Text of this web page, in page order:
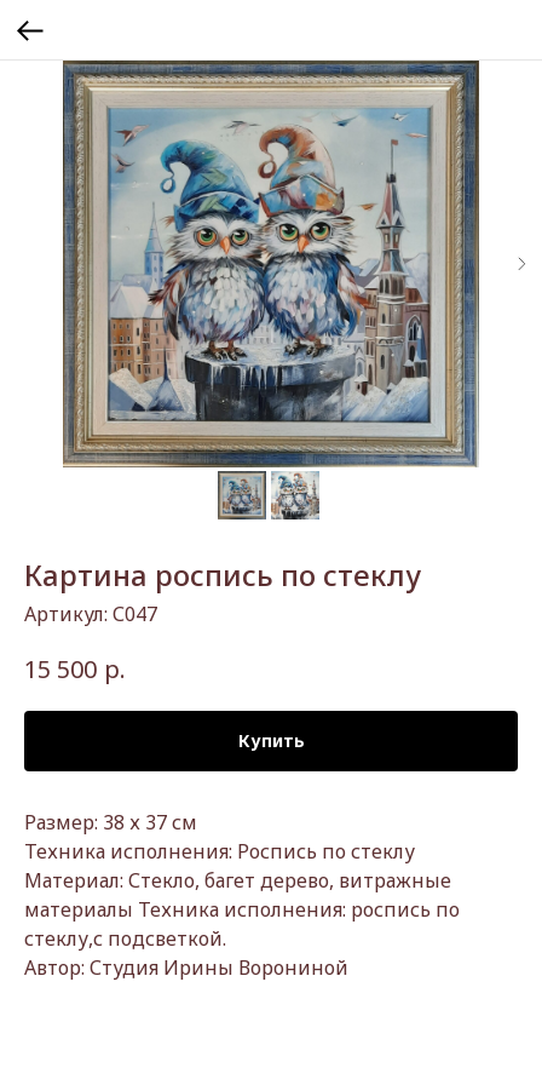
Картина роспись по стеклу
Артикул: С047
15 500 р.
Купить
Размер: 38 х 37 см
Техника исполнения: Роспись по стеклу
Материал: Стекло, багет дерево, витражные
материалы Техника исполнения: роспись по
стеклу,с подсветкой.
Автор: Студия Ирины Ворониной